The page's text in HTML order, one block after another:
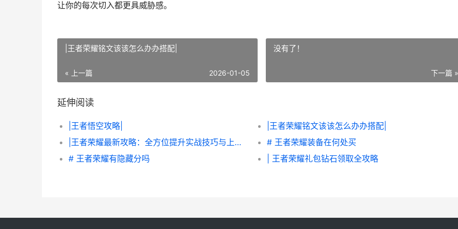
让你的每次切入都更具威胁感。
|王者荣耀铭文该该怎么办办搭配|
« 上一篇 2026-01-05
没有了！
下一篇 »
延伸阅读
|王者悟空攻略|
|王者荣耀铭文该该怎么办办搭配|
|王者荣耀最新攻略：全方位提升实战技巧与上分思路|
# 王者荣耀装备在何处买
# 王者荣耀有隐藏分吗
| 王者荣耀礼包钻石领取全攻略